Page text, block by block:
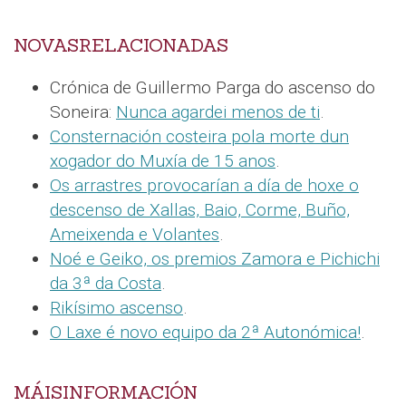
NOVASRELACIONADAS
Crónica de Guillermo Parga do ascenso do
Soneira: Nunca agardei menos de ti.
Consternación costeira pola morte dun
xogador do Muxía de 15 anos.
Os arrastres provocarían a día de hoxe o
descenso de Xallas, Baio, Corme, Buño,
Ameixenda e Volantes.
Noé e Geiko, os premios Zamora e Pichichi
da 3ª da Costa.
Rikísimo ascenso.
O Laxe é novo equipo da 2ª Autonómica!.
MÁISINFORMACIÓN